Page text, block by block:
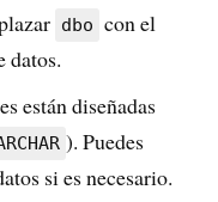
dbo con el
datos.
están diseñadas
). Puedes
si es necesario.